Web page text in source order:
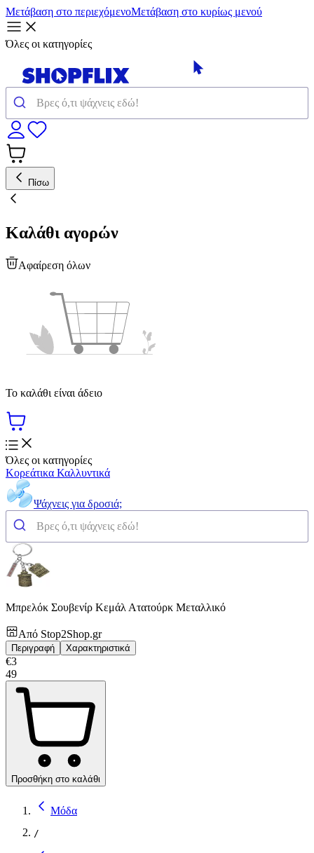
Μετάβαση στο περιεχόμενοΜετάβαση στο κυρίως μενού
Όλες οι κατηγορίες
Πίσω
Καλάθι αγορών
Αφαίρεση όλων
Το καλάθι είναι άδειο
Όλες οι κατηγορίες
Κορεάτικα Καλλυντικά
Ψάχνεις για δροσιά;
Μπρελόκ Σουβενίρ Κεμάλ Ατατούρκ Μεταλλικό
Από Stop2Shop.gr
Περιγραφή Χαρακτηριστικά
€3
49
Προσθήκη στο καλάθι
Μόδα
/